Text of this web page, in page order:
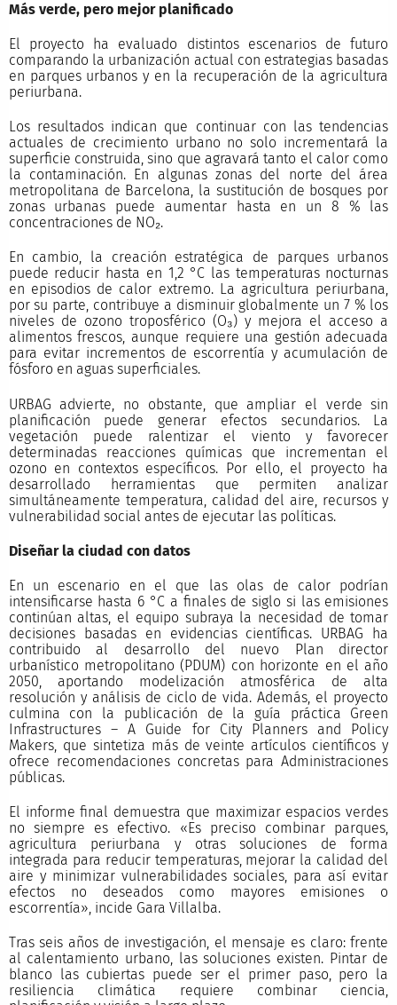
Más verde, pero mejor planificado
El proyecto ha evaluado distintos escenarios de futuro
comparando la urbanización actual con estrategias basadas
en parques urbanos y en la recuperación de la agricultura
periurbana.
Los resultados indican que continuar con las tendencias
actuales de crecimiento urbano no solo incrementará la
superficie construida, sino que agravará tanto el calor como
la contaminación. En algunas zonas del norte del área
metropolitana de Barcelona, la sustitución de bosques por
zonas urbanas puede aumentar hasta en un 8 % las
concentraciones de NO₂.
En cambio, la creación estratégica de parques urbanos
puede reducir hasta en 1,2 °C las temperaturas nocturnas
en episodios de calor extremo. La agricultura periurbana,
por su parte, contribuye a disminuir globalmente un 7 % los
niveles de ozono troposférico (O₃) y mejora el acceso a
alimentos frescos, aunque requiere una gestión adecuada
para evitar incrementos de escorrentía y acumulación de
fósforo en aguas superficiales.
URBAG advierte, no obstante, que ampliar el verde sin
planificación puede generar efectos secundarios. La
vegetación puede ralentizar el viento y favorecer
determinadas reacciones químicas que incrementan el
ozono en contextos específicos. Por ello, el proyecto ha
desarrollado herramientas que permiten analizar
simultáneamente temperatura, calidad del aire, recursos y
vulnerabilidad social antes de ejecutar las políticas.
Diseñar la ciudad con datos
En un escenario en el que las olas de calor podrían
intensificarse hasta 6 °C a finales de siglo si las emisiones
continúan altas, el equipo subraya la necesidad de tomar
decisiones basadas en evidencias científicas. URBAG ha
contribuido al desarrollo del nuevo Plan director
urbanístico metropolitano (PDUM) con horizonte en el año
2050, aportando modelización atmosférica de alta
resolución y análisis de ciclo de vida. Además, el proyecto
culmina con la publicación de la guía práctica Green
Infrastructures – A Guide for City Planners and Policy
Makers, que sintetiza más de veinte artículos científicos y
ofrece recomendaciones concretas para Administraciones
públicas.
El informe final demuestra que maximizar espacios verdes
no siempre es efectivo. «Es preciso combinar parques,
agricultura periurbana y otras soluciones de forma
integrada para reducir temperaturas, mejorar la calidad del
aire y minimizar vulnerabilidades sociales, para así evitar
efectos no deseados como mayores emisiones o
escorrentía», incide Gara Villalba.
Tras seis años de investigación, el mensaje es claro: frente
al calentamiento urbano, las soluciones existen. Pintar de
blanco las cubiertas puede ser el primer paso, pero la
resiliencia climática requiere combinar ciencia,